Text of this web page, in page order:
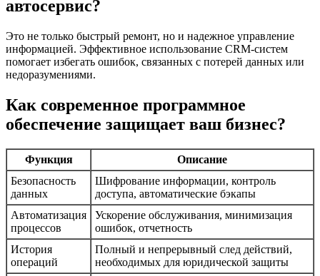
автосервис?
Это не только быстрый ремонт, но и надежное управление
информацией. Эффективное использование CRM-систем
помогает избегать ошибок, связанных с потерей данных или
недоразумениями.
Как современное программное
обеспечение защищает ваш бизнес?
Функция
Описание
Безопасность
данных
Шифрование информации, контроль
доступа, автоматические бэкапы
Автоматизация
процессов
Ускорение обслуживания, минимизация
ошибок, отчетность
История
операций
Полный и непрерывный след действий,
необходимых для юридической защиты